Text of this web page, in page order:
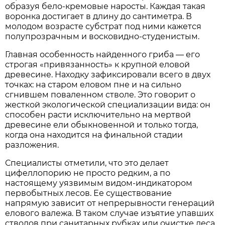
образуя бело-кремовые наросты. Каждая такая
воронка достигает в длину до сантиметра. В
молодом возрасте субстрат под ними кажется
полупрозрачным и восковидно-студенистым.
Главная особенность найденного гриба — его
строгая «привязанность» к крупной еловой
древесине. Находку зафиксировали всего в двух
точках: на старом еловом пне и на сильно
сгнившем поваленном стволе. Это говорит о
жесткой экологической специализации вида: он
способен расти исключительно на мертвой
древесине ели обыкновенной и только тогда,
когда она находится на финальной стадии
разложения.
Специалисты отметили, что это делает
цифеллопорию не просто редким, а по
настоящему уязвимым видом-индикатором
первобытных лесов. Ее существование
напрямую зависит от непрерывности генераций
елового валежа. В таком случае изъятие упавших